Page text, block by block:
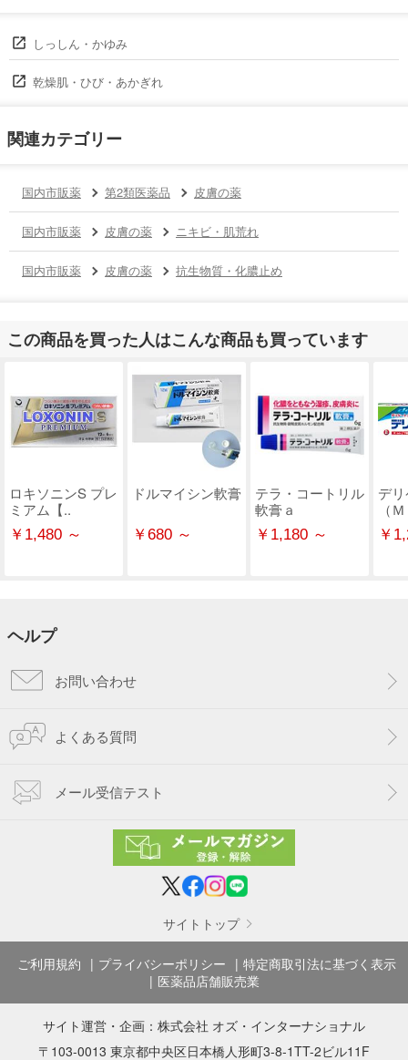
しっしん・かゆみ
乾燥肌・ひび・あかぎれ
関連カテゴリー
国内市販薬 第2類医薬品 皮膚の薬
国内市販薬 皮膚の薬 ニキビ・肌荒れ
国内市販薬 皮膚の薬 抗生物質・化膿止め
この商品を買った人はこんな商品も買っています
ロキソニンS プレ
ミアム【..
￥1,480 ～
ドルマイシン軟膏
￥680 ～
テラ・コートリル
軟膏ａ
￥1,180 ～
デ
（
￥
ヘルプ
お問い合わせ
よくある質問
メール受信テスト
サイトトップ
ご利用規約 プライバシーポリシー
特定商取引法に基づく表示
医薬品店舗販売業
サイト運営・企画： 株式会社 オズ・インターナショナル
〒103-0013 東京都中央区日本橋人形町3-8-1TT-2ビル11F